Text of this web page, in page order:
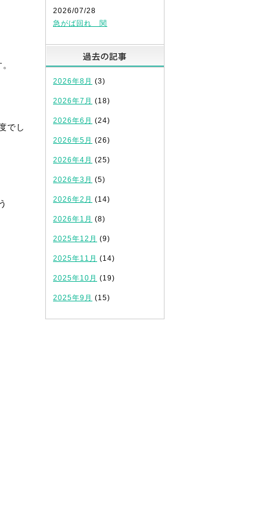
でし
2026/07/28
急がば回れ 関
2026年8月 (3)
2026年7月 (18)
2026年6月 (24)
2026年5月 (26)
2026年4月 (25)
2026年3月 (5)
2026年2月 (14)
2026年1月 (8)
2025年12月 (9)
2025年11月 (14)
2025年10月 (19)
2025年9月 (15)